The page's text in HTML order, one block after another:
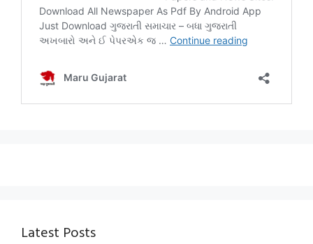
Latest Posts